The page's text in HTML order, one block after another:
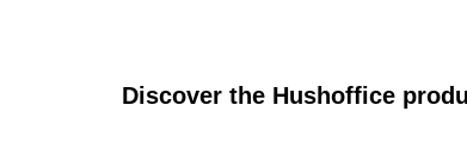
Discover the Hushoffice